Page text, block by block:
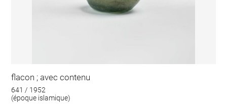
flacon ; avec contenu
641 / 1952
(époque islamique)